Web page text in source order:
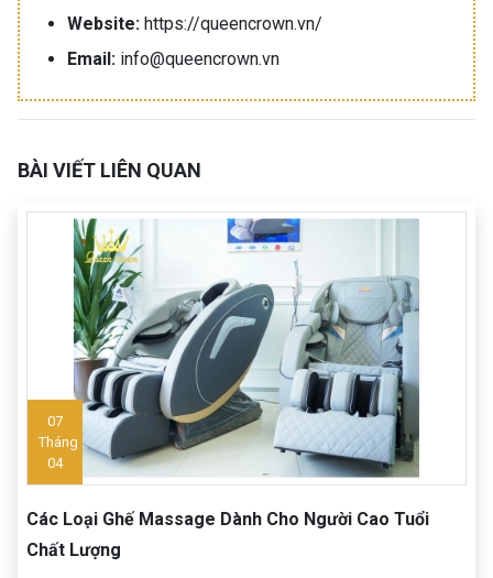
Website: https://queencrown.vn/
Email: info@queencrown.vn
BÀI VIẾT LIÊN QUAN
07
Tháng
04
Các Loại Ghế Massage Dành Cho Người Cao Tuổi
Chất Lượng